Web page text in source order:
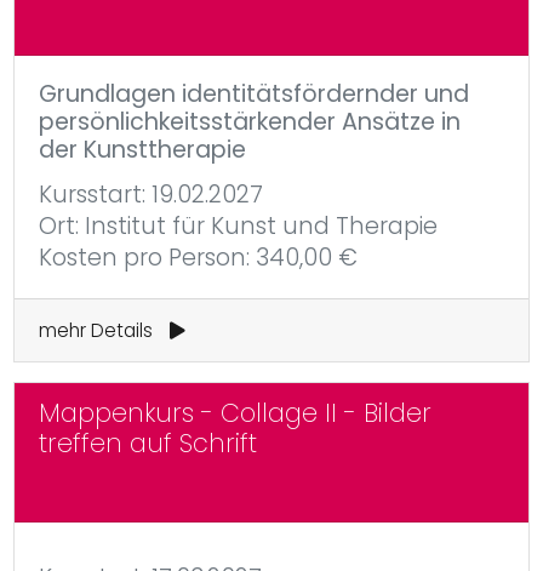
Grundlagen identitätsfördernder und
persönlichkeitsstärkender Ansätze in
der Kunsttherapie
Kursstart: 19.02.2027
Ort: Institut für Kunst und Therapie
Kosten pro Person: 340,00 €
mehr Details
Mappenkurs - Collage II - Bilder
treffen auf Schrift